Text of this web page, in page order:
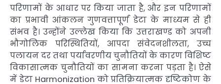
परिणामों के आधार पर किया जाता है, और इन परिणामों
का प्रभावी आंकलन गुणवत्तापूर्ण डेटा के माध्यम से ही
संभव है। उन्होंने उल्लेख किया कि उत्तराखण्ड को अपनी
भौगोलिक परिस्थितियों, आपदा संवेदनशीलता, उच्च
पलायन दर तथा पर्यावरणीय चुनौतियों के कारण विशिष्ट
विकासात्मक चुनौतियों का सामना करना पड़ता है। ऐसे
में डेटा Harmonization को प्रतिक्रियात्मक दृष्टिकोण के